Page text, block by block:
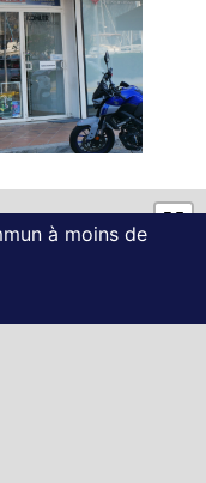
à moins de